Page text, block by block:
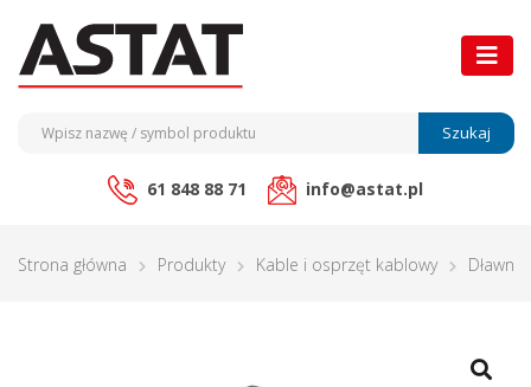
Szukaj
61 848 88 71 info@astat.pl
Strona główna Produkty Kable i osprzęt kablowy